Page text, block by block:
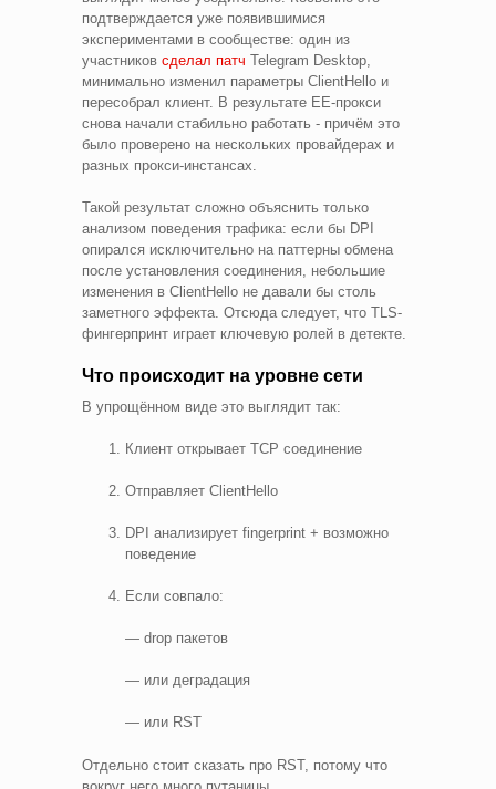
подтверждается уже появившимися
экспериментами в сообществе: один из
участников сделал патч Telegram Desktop,
минимально изменил параметры ClientHello и
пересобрал клиент. В результате EE-прокси
снова начали стабильно работать - причём это
было проверено на нескольких провайдерах и
разных прокси-инстансах.
Такой результат сложно объяснить только
анализом поведения трафика: если бы DPI
опирался исключительно на паттерны обмена
после установления соединения, небольшие
изменения в ClientHello не давали бы столь
заметного эффекта. Отсюда следует, что TLS-
фингерпринт играет ключевую ролей в детекте.
Что происходит на уровне сети
В упрощённом виде это выглядит так:
Клиент открывает TCP соединение
Отправляет ClientHello
DPI анализирует fingerprint + возможно
поведение
Если совпало:
— drop пакетов
— или деградация
— или RST
Отдельно стоит сказать про RST, потому что